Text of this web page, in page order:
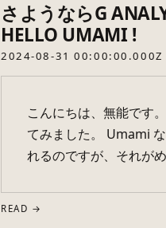
さようならG
HELLO UMAMI !
2024-08-31 00:00:00.000Z
こんにちは、無能です
てみました。 Umami
れるのですが、それが
READ →